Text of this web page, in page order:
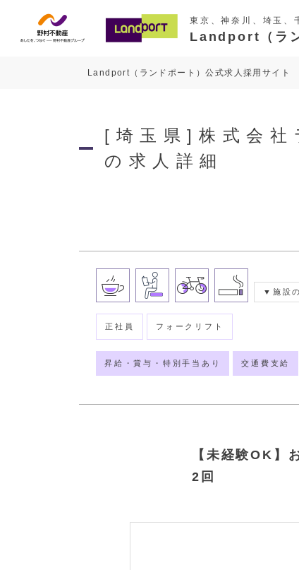
東京、神奈川、埼玉、
Landport（ラ
Landport（ランドポート）公式求人採用サイト
[埼玉県]株式会
の求人詳細
施設
正社員 フォークリフト
昇給・賞与・特別手当あり 交通費支給
【未経験OK】
2回